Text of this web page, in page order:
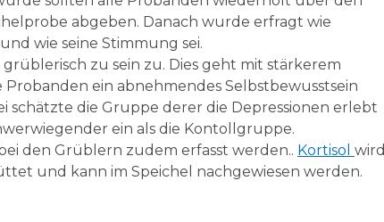
abgeben. Danach wurde erfragt wie
wie seine Stimmung sei.
zu sein zu. Dies geht mit stärkerem
ein abnehmendes Selbstbewusstsein
die Gruppe derer die Depressionen erlebt
ein als die Kontollgruppe.
den Grüblern zudem erfasst werden.. Kortisol wird
und kann im Speichel nachgewiesen werden.